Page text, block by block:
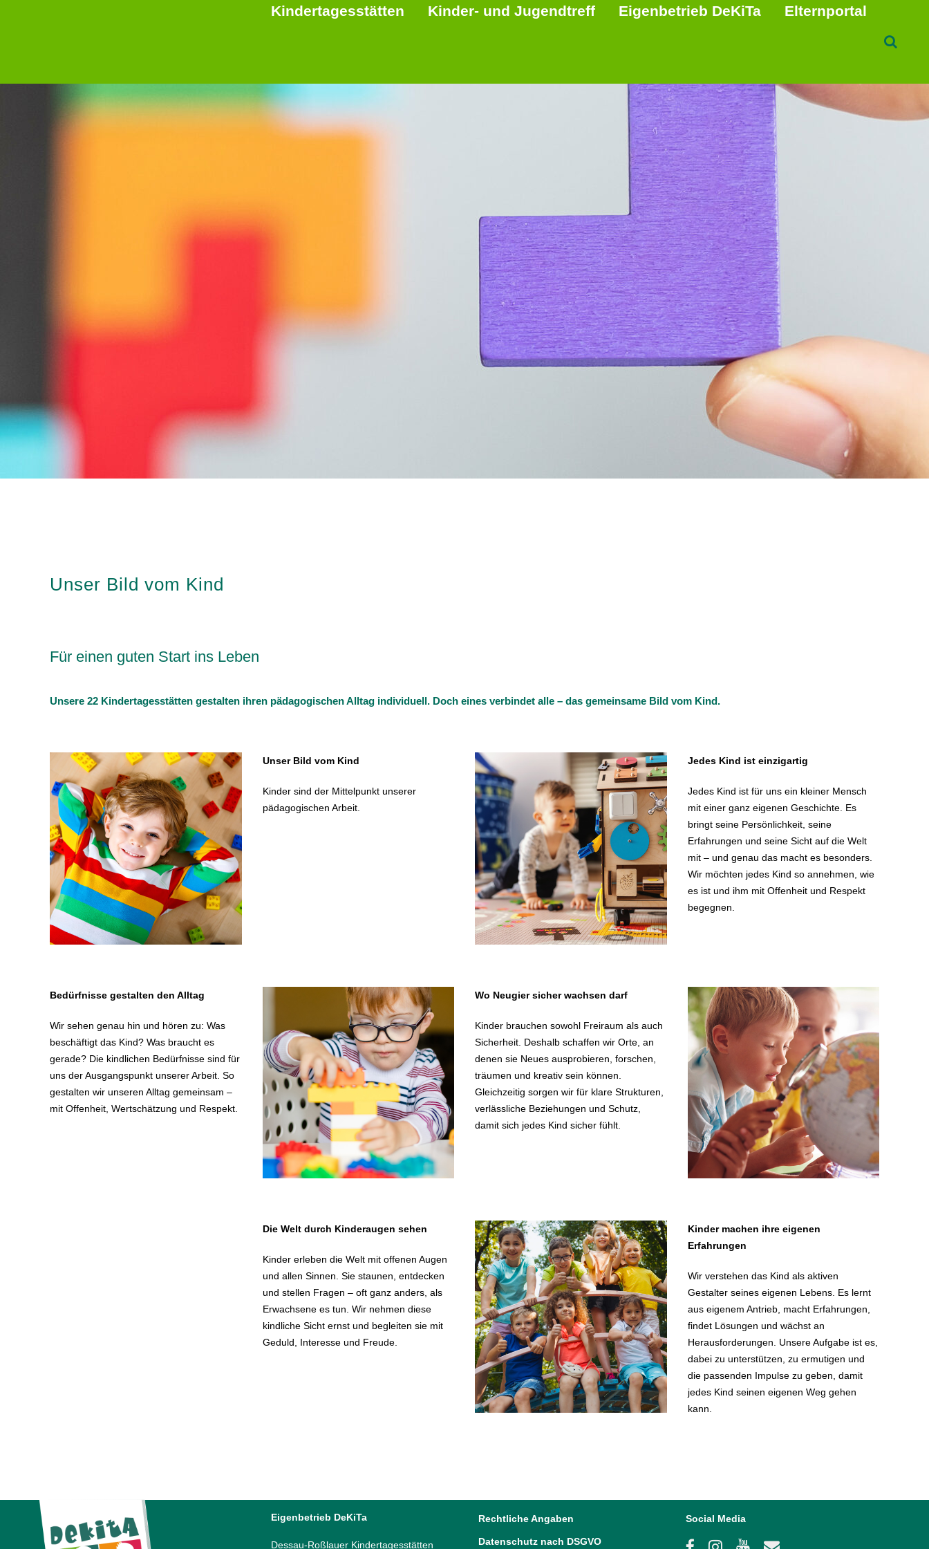
Kindertagesstätten Kinder- und Jugendtreff Eigenbetrieb DeKiTa Elternportal
Unser Bild vom Kind
Für einen guten Start ins Leben
Unsere 22 Kindertagesstätten gestalten ihren pädagogischen Alltag individuell. Doch eines verbindet alle – das gemeinsame Bild vom Kind.
Unser Bild vom Kind
Kinder sind der Mittelpunkt unserer
pädagogischen Arbeit.
Jedes Kind ist einzigartig
Jedes Kind ist für uns ein kleiner Mensch
mit einer ganz eigenen Geschichte. Es
bringt seine Persönlichkeit, seine
Erfahrungen und seine Sicht auf die Welt
mit – und genau das macht es besonders.
Wir möchten jedes Kind so annehmen, wie
es ist und ihm mit Offenheit und Respekt
begegnen.
Bedürfnisse gestalten den Alltag
Wir sehen genau hin und hören zu: Was
beschäftigt das Kind? Was braucht es
gerade? Die kindlichen Bedürfnisse sind für
uns der Ausgangspunkt unserer Arbeit. So
gestalten wir unseren Alltag gemeinsam –
mit Offenheit, Wertschätzung und Respekt.
Wo Neugier sicher wachsen darf
Kinder brauchen sowohl Freiraum als auch
Sicherheit. Deshalb schaffen wir Orte, an
denen sie Neues ausprobieren, forschen,
träumen und kreativ sein können.
Gleichzeitig sorgen wir für klare Strukturen,
verlässliche Beziehungen und Schutz,
damit sich jedes Kind sicher fühlt.
Die Welt durch Kinderaugen sehen
Kinder erleben die Welt mit offenen Augen
und allen Sinnen. Sie staunen, entdecken
und stellen Fragen – oft ganz anders, als
Erwachsene es tun. Wir nehmen diese
kindliche Sicht ernst und begleiten sie mit
Geduld, Interesse und Freude.
Kinder machen ihre eigenen
Erfahrungen
Wir verstehen das Kind als aktiven
Gestalter seines eigenen Lebens. Es lernt
aus eigenem Antrieb, macht Erfahrungen,
findet Lösungen und wächst an
Herausforderungen. Unsere Aufgabe ist es,
dabei zu unterstützen, zu ermutigen und
die passenden Impulse zu geben, damit
jedes Kind seinen eigenen Weg gehen
kann.
Eigenbetrieb DeKiTa
Dessau-Roßlauer Kindertagesstätten
Rechtliche Angaben
Datenschutz nach DSGVO
Social Media